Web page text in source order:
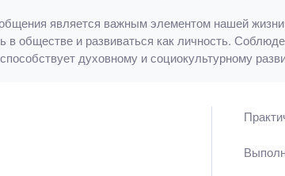
является важным элементом нашей
обществе и развиваться как личность.
духовному и социокультурному